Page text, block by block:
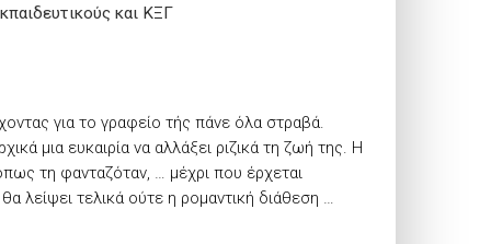
και ΚΞΓ
για το γραφείο τής πάνε όλα στραβά.
μια ευκαιρία να αλλάξει ριζικά τη ζωή της. Η
τη φανταζόταν, … μέχρι που έρχεται
λείψει τελικά ούτε η ρομαντική διάθεση …